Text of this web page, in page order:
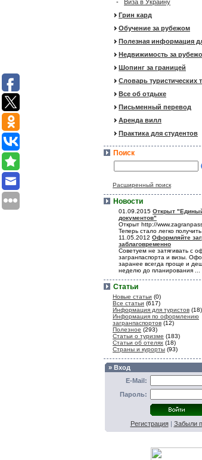
- Виза в Украину
Грин кард
Обучение за рубежом
Полезная информация
Недвижимость за
Шопинг за границей
Словарь туристических
Все об отдыхе
Письменный перевод
Аренда вилл
Практика для студентов
Поиск
Расширенный поиск
Новости
01.09.2015 Открыт
документов"
Открыт http://
Теперь стало легко получить
11.05.2012 Оформляйте
заблаговременно
Советуем не затягивать с
загранпаспорта и визы.
заранее всегда проще и
неделю до планирования ...
Статьи
Новые статьи (0)
Все статьи (617)
Информация для туристов (18)
Информация по оформлению
загранпаспортов (12)
Полезное (293)
Статьи о туризме (183)
Статьи об отелях (18)
Страны и курорты (93)
» Вход
E-Mail:
Пароль:
Регистрация| Забыли